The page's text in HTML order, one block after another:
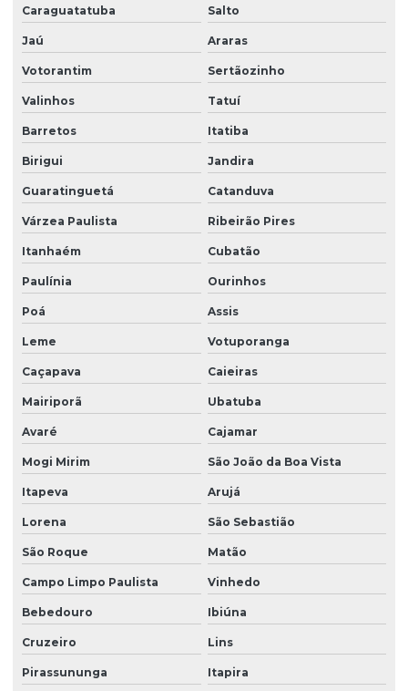
Facilities limpeza
Facilities serviços
Facilities terceirização
Facility comercial
Facility empresa de limpeza
Facility empresa terceirizada
Facility limpeza e conservação
Facility services limpeza
Facility serviços terceirizados
Lavadora de piso para galpão
Lavagem de vidros e fachadas
Limpeza e conservação terceirizada
Limpeza conservação e zeladoria
Limpeza empresarial
Limpeza empresarial especializada
Limpeza empresarial terceirizada
Limpeza escritorio terceirizada
Caraguatatuba Salto
Jaú Araras
Votorantim Sertãozinho
Valinhos Tatuí
Barretos Itatiba
Birigui Jandira
Guaratinguetá Catanduva
Várzea Paulista Ribeirão Pires
Itanhaém Cubatão
Paulínia Ourinhos
Poá Assis
Leme Votuporanga
Caçapava Caieiras
Mairiporã Ubatuba
Avaré Cajamar
Mogi Mirim São João da Boa Vista
Itapeva Arujá
Lorena São Sebastião
São Roque Matão
Campo Limpo Paulista Vinhedo
Bebedouro Ibiúna
Cruzeiro Lins
Pirassununga Itapira